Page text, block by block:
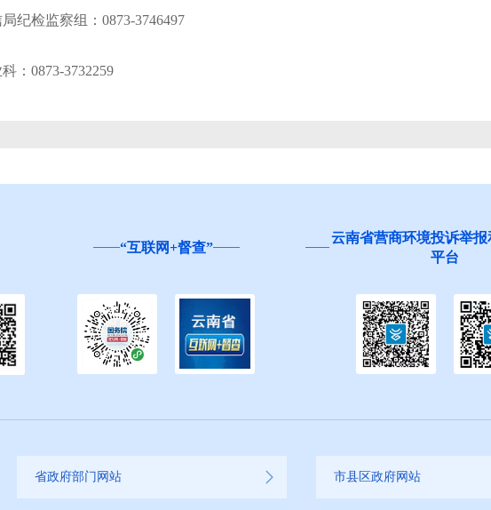
检监察组：0873-3746497
0873-3732259
“互联网+督查”
云南省营商环境投诉举
平台
省政府部门网站 市县区政府网站